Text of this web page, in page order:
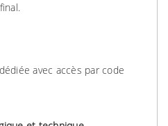
avec accès par code